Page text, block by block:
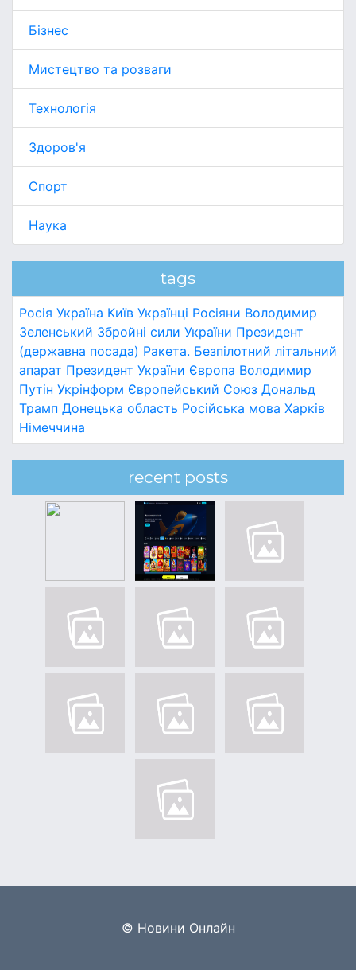
Бізнес
Мистецтво та розваги
Технологія
Здоров'я
Спорт
Наука
tags
Росія Україна Київ Українці Росіяни Володимир
Зеленський Збройні сили України Президент
(державна посада) Ракета. Безпілотний літальний
апарат Президент України Європа Володимир
Путін Укрінформ Європейський Союз Дональд
Трамп Донецька область Російська мова Харків
Німеччина
recent posts
© Новини Онлайн